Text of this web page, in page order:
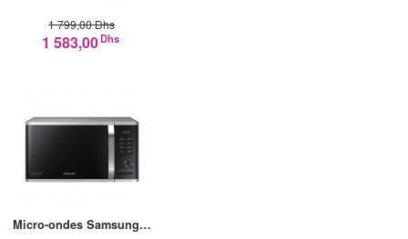
1 799,00 Dhs
1 583,00Dhs
Micro-ondes Samsung…